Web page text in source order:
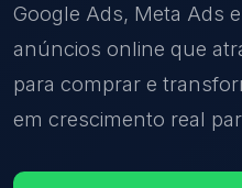
Google Ads, Meta Ads
anúncios online que
para comprar e
em crescimento real